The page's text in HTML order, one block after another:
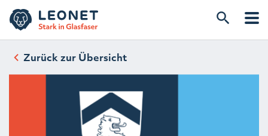
Zurück zur Übersicht